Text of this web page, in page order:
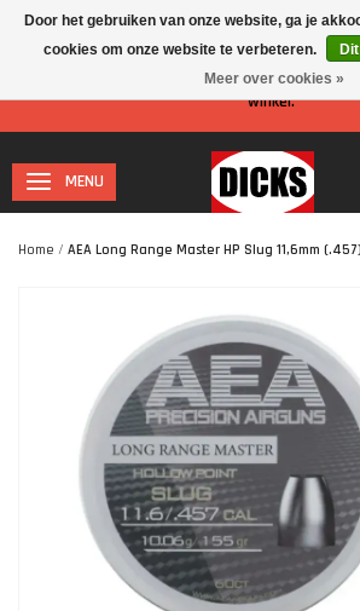
Let op: I.v.m. de zomervakantie is er minder
winkel.
MENU
Home / AEA Long Range Master HP Slug 11,6mm
Door het gebruiken van onze website, ga je
cookies om onze website te verbeteren.
Meer over cookies »